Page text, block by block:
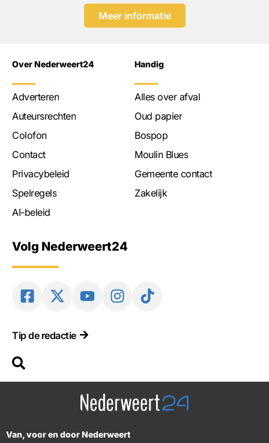
Meer informatie
Over Nederweert24
Adverteren
Auteursrechten
Colofon
Contact
Privacybeleid
Spelregels
AI-beleid
Handig
Alles over afval
Oud papier
Bospop
Moulin Blues
Gemeente contact
Zakelijk
Volg Nederweert24
Tip de redactie
Van, voor en door Nederweert